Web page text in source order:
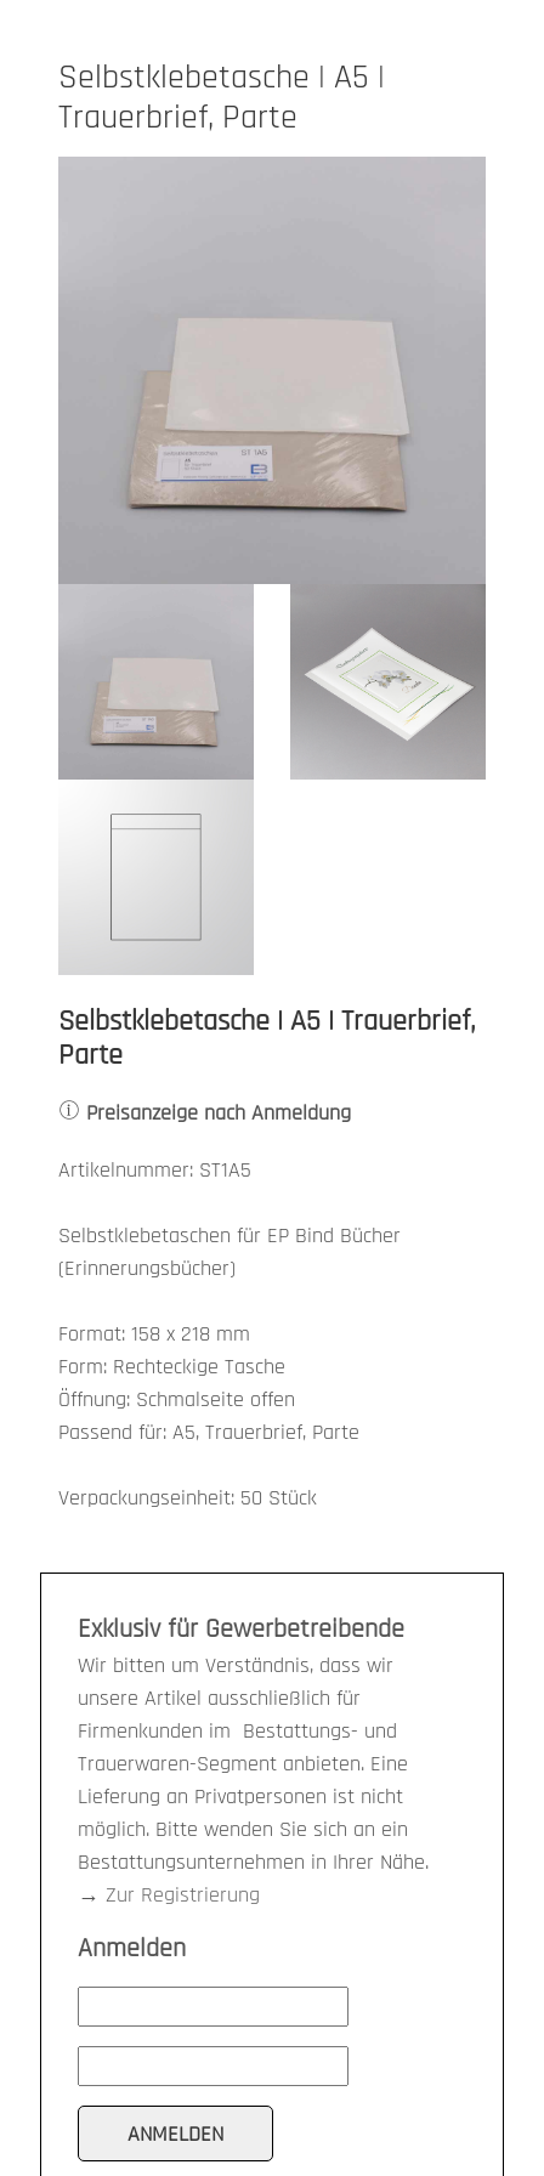
Selbstklebetasche | A5 |
Trauerbrief, Parte
Selbstklebetasche | A5 | Trauerbrief,
Parte
Preisanzeige nach Anmeldung
Artikelnummer: ST1A5
Selbstklebetaschen für EP Bind Bücher
(Erinnerungsbücher)
Format: 158 x 218 mm
Form: Rechteckige Tasche
Öffnung: Schmalseite offen
Passend für: A5, Trauerbrief, Parte
Verpackungseinheit: 50 Stück
Exklusiv für Gewerbetreibende
Wir bitten um Verständnis, dass wir
unsere Artikel ausschließlich für
Firmenkunden im Bestattungs- und
Trauerwaren-Segment anbieten. Eine
Lieferung an Privatpersonen ist nicht
möglich. Bitte wenden Sie sich an ein
Bestattungsunternehmen in Ihrer Nähe.
→ Zur Registrierung
Anmelden